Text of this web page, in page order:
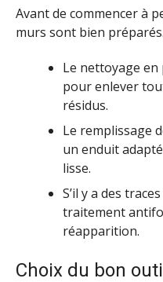
Avant de commencer à
murs sont bien
Le nettoyage
pour enlever
résidus.
Le remplissage
un enduit
lisse.
S’il y a des
traitement
réapparition.
Choix du bon